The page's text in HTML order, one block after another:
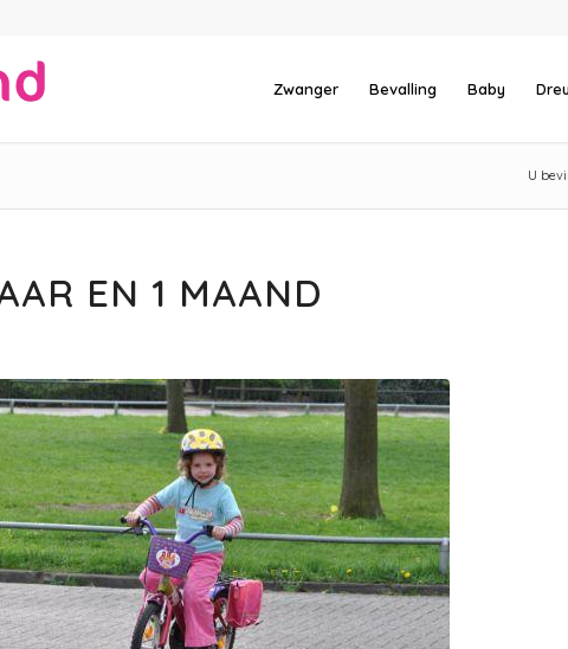
Zwanger Bevalling Baby
U
EN 1 MAAND